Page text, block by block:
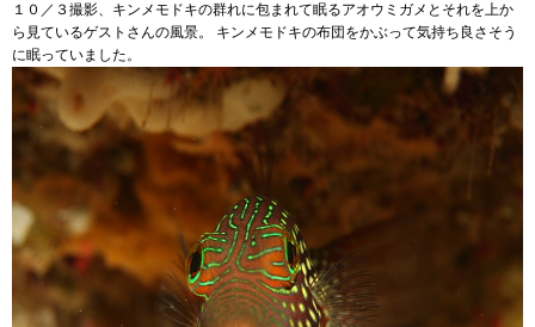
１０／３撮影、キンメモドキの群れに包まれて眠るアオウミガメとそれを上か
ら見ているゲストさんの風景。 キンメモドキの布団をかぶって気持ち良さそう
に眠っていました。